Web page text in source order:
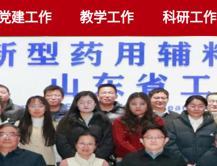
建工作 教学工作 科研工作